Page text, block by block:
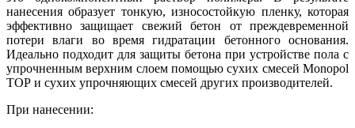
нанесения образует тонкую, износостойкую пленку, которая
эффективно защищает свежий бетон от преждевременной
потери влаги во время гидратации бетонного основания.
Идеально подходит для защиты бетона при устройстве пола с
упрочненным верхним слоем помощью сухих смесей Monopol
TOP и сухих упрочняющих смесей других производителей.
При нанесении: